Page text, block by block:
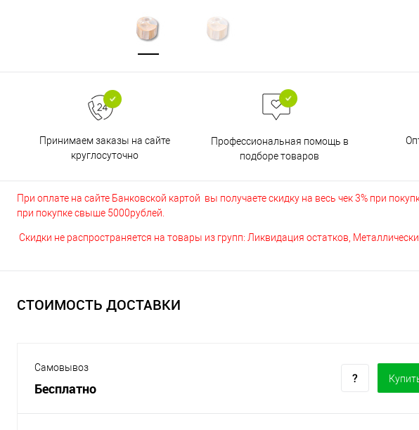
Принимаем заказы на сайте
круглосуточно
Профессиональная помощь в
подборе товаров
При оплате на сайте Банковской картой вы получаете скидку на весь чек 3% при
при покупке свыше 5000рублей.
Скидки не распространяется на товары из групп: Ликвидация остатков,
СТОИМОСТЬ ДОСТАВКИ
Самовывоз
Бесплатно